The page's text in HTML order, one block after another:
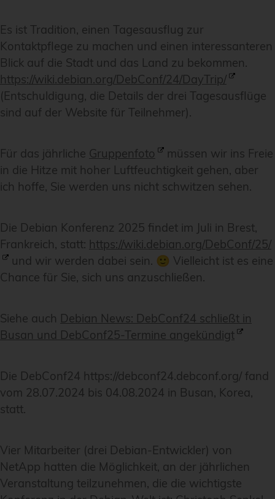
Es ist Tradition, einen Tagesausflug zur
Kontaktpflege zu machen und einen interessanteren
Blick auf die Stadt und das Land zu bekommen.
https://wiki.debian.org/DebConf/24/DayTrip/
(Entschuldigung, die Details der drei Tagesausflüge
sind auf der Website für Teilnehmer).
Für das jährliche Gruppenfoto
müssen wir ins Freie
in die Hitze mit hoher Luftfeuchtigkeit gehen, aber
ich hoffe, Sie werden uns nicht schwitzen sehen.
Die Debian Konferenz 2025 findet im Juli in Brest,
Frankreich, statt: https://wiki.debian.org/DebConf/25/
und wir werden dabei sein. 🙂 Vielleicht ist es eine
Chance für Sie, sich uns anzuschließen.
Siehe auch Debian News: DebConf24 schließt in
Busan und DebConf25-Termine angekündigt
Die DebConf24 https://debconf24.debconf.org/ fand
vom 28.07.2024 bis 04.08.2024 in Busan, Korea,
statt.
Vier Mitarbeiter (drei Debian-Entwickler) von
NetApp hatten die Möglichkeit, an der jährlichen
Veranstaltung teilzunehmen, die die wichtigste